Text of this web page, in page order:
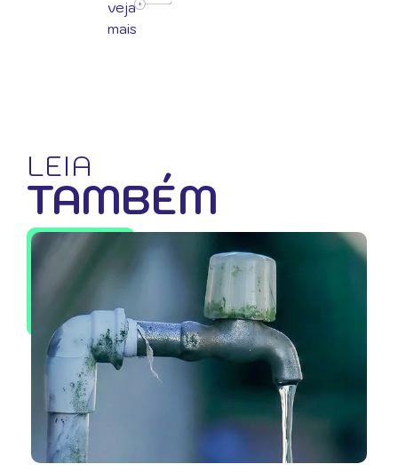
veja
mais
LEIA
TAMBÉM